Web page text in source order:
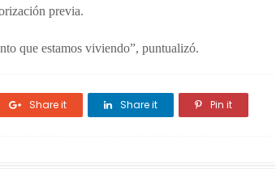
previa.
que estamos viviendo”, puntualizó.
Share it Share it Pin it